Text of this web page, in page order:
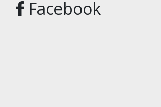
Facebook